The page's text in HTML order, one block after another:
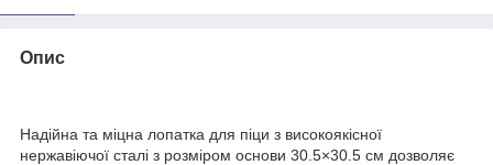
Опис
Надійна та міцна лопатка для піци з високоякісної
нержавіючої сталі з розміром основи 30.5×30.5 см дозволяє